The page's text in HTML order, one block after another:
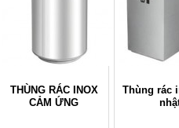
THÙNG RÁC INOX
CẢM ỨNG
Thùng rác